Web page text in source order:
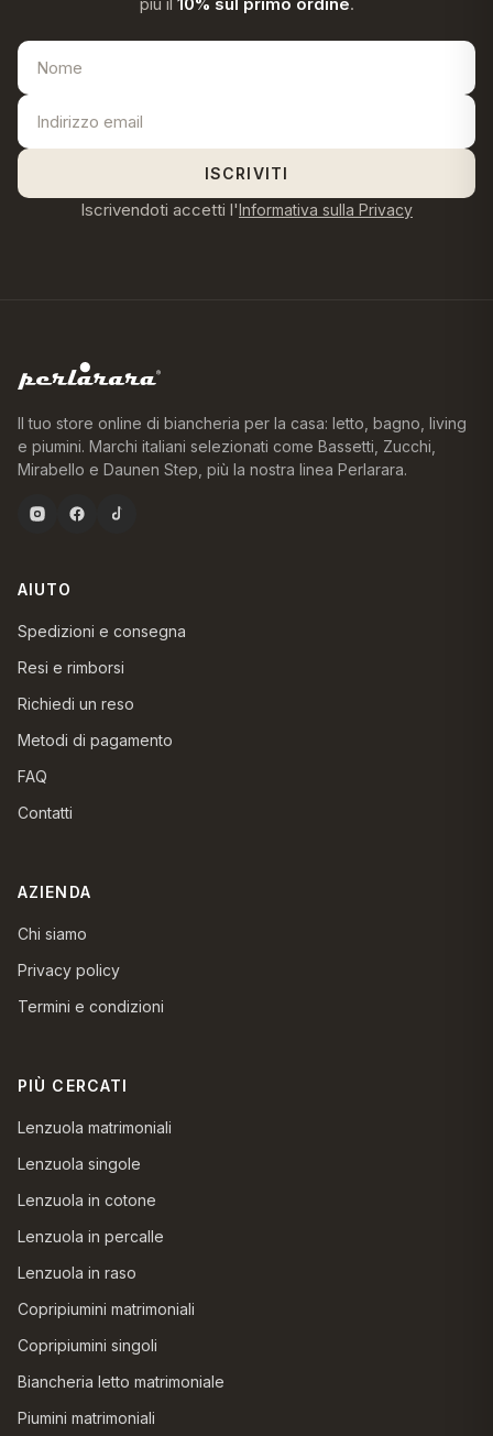
ISCRIVITI
Iscrivendoti accetti l'Informativa sulla Privacy
Il tuo store online di biancheria per la casa: letto, bagno, living
e piumini. Marchi italiani selezionati come Bassetti, Zucchi,
Mirabello e Daunen Step, più la nostra linea Perlarara.
AIUTO
Spedizioni e consegna
Resi e rimborsi
Richiedi un reso
Metodi di pagamento
FAQ
Contatti
AZIENDA
Chi siamo
Privacy policy
Termini e condizioni
PIÙ CERCATI
Lenzuola matrimoniali
Lenzuola singole
Lenzuola in cotone
Lenzuola in percalle
Lenzuola in raso
Copripiumini matrimoniali
Copripiumini singoli
Biancheria letto matrimoniale
Piumini matrimoniali